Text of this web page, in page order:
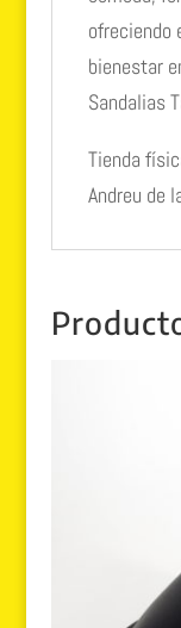
ofreciendo
bienestar
Sandalias
Tienda
Andreu de